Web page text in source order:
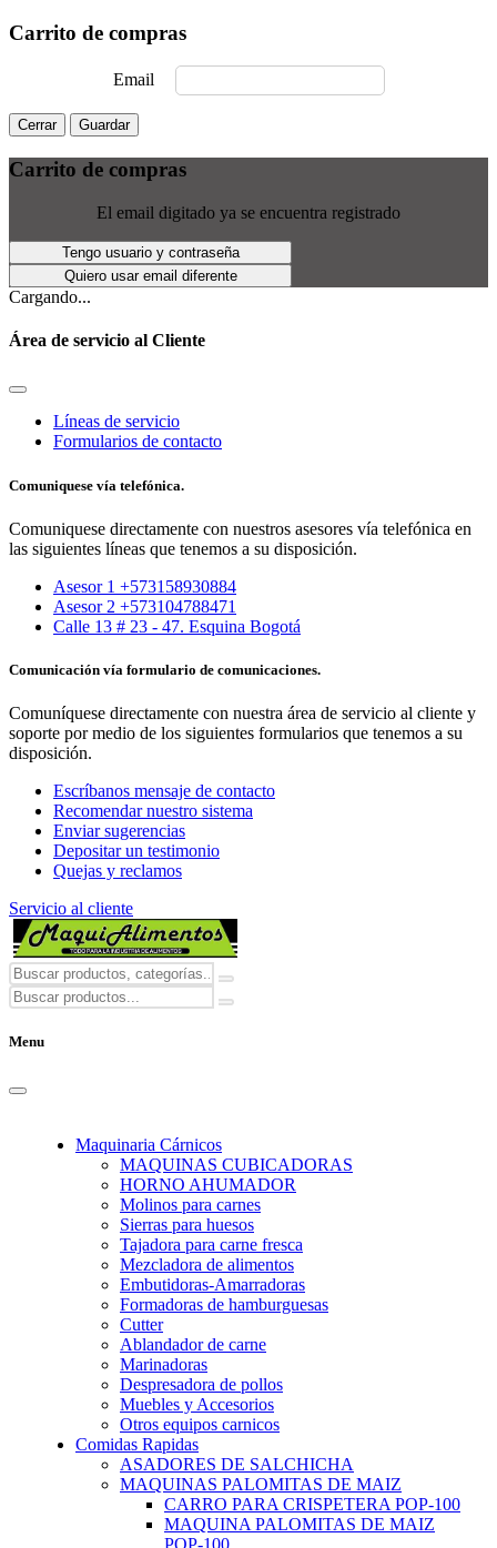
Carrito de compras
Email
Cerrar Guardar
Carrito de compras
El email digitado ya se encuentra registrado
Tengo usuario y contraseña
Quiero usar email diferente
Cargando...
Área de servicio al Cliente
Líneas de servicio
Formularios de contacto
Comuniquese vía telefónica.
Comuniquese directamente con nuestros asesores vía telefónica en
las siguientes líneas que tenemos a su disposición.
Asesor 1 +573158930884
Asesor 2 +573104788471
Calle 13 # 23 - 47. Esquina Bogotá
Comunicación vía formulario de comunicaciones.
Comuníquese directamente con nuestra área de servicio al cliente y
soporte por medio de los siguientes formularios que tenemos a su
disposición.
Escríbanos mensaje de contacto
Recomendar nuestro sistema
Enviar sugerencias
Depositar un testimonio
Quejas y reclamos
Servicio al cliente
Menu
Maquinaria Cárnicos
MAQUINAS CUBICADORAS
HORNO AHUMADOR
Molinos para carnes
Sierras para huesos
Tajadora para carne fresca
Mezcladora de alimentos
Embutidoras-Amarradoras
Formadoras de hamburguesas
Cutter
Ablandador de carne
Marinadoras
Despresadora de pollos
Muebles y Accesorios
Otros equipos carnicos
Comidas Rapidas
ASADORES DE SALCHICHA
MAQUINAS PALOMITAS DE MAIZ
CARRO PARA CRISPETERA POP-100
MAQUINA PALOMITAS DE MAIZ
POP-100